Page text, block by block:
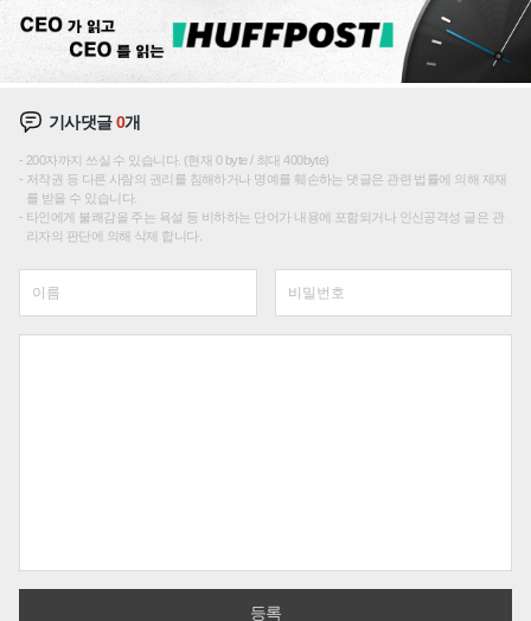
기사댓글0개
200자까지 쓰실 수 있습니다. (현재 0 byte / 최대 400byte)
저작권 등 다른 사람의 권리를 침해하거나 명예를 훼손하는 댓글은 관련 법률에 의해 제재
를 받을 수 있습니다.
타인에게 불쾌감을 주는 욕설 등 비하하는 단어가 내용에 포함되거나 인신공격성 글은 관
리자의 판단에 의해 삭제 합니다.